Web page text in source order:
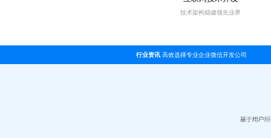
技术架构稳健领先业界
行业资讯 高效选择专业企业微信开发公司